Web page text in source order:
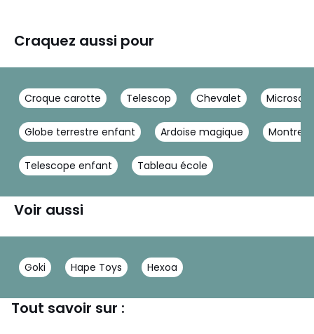
Craquez aussi pour
Croque carotte Telescop Chevalet
Globe terrestre enfant Ardoise magique Montre
Telescope enfant Tableau école
Voir aussi
Goki Hape Toys Hexoa
Tout savoir sur :